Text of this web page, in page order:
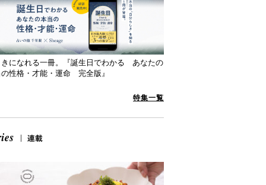
きになれる一冊。『誕生日でわかる あなたの
性格・才能・運命 完全版』
特集一覧